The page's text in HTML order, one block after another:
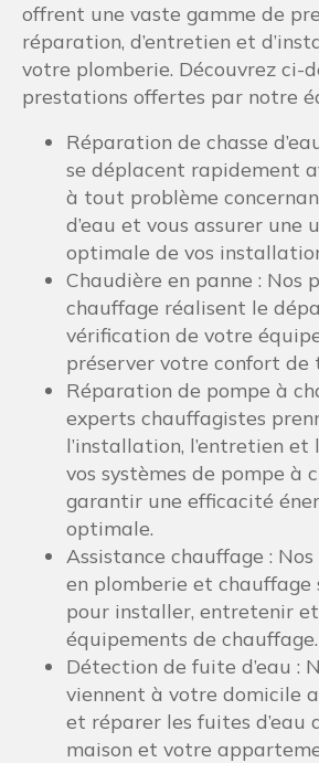
offrent une vaste gamme de
réparation, d’entretien et
votre plomberie. Découvrez ci-
prestations offertes par notre
Réparation de chasse
se déplacent rapidement
à tout problème
d’eau et vous assurer une
optimale de vos
Chaudière en panne : Nos
chauffage réalisent le
vérification de votre
préserver votre confort de
Réparation de pompe à
experts chauffagistes
l’installation, l’entretien
vos systèmes de pompe à
garantir une efficacité
optimale.
Assistance chauffage :
en plomberie et chauffage
pour installer, entretenir
équipements de chauffage.
Détection de fuite d’eau :
viennent à votre domicile
et réparer les fuites d’eau
maison et votre